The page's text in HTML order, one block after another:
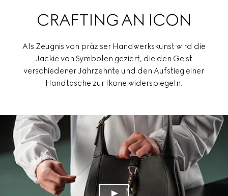
CRAFTING AN ICON
Als Zeugnis von präziser Handwerkskunst wird die
Jackie von Symbolen geziert, die den Geist
verschiedener Jahrzehnte und den Aufstieg einer
Handtasche zur Ikone widerspiegeln.